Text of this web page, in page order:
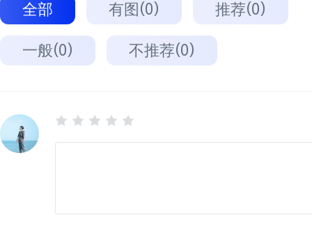
全部 有图(0) 推荐(0)
一般(0) 不推荐(0)